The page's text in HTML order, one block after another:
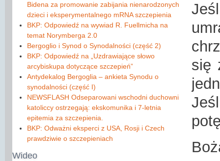
się
Bidena za promowanie zabijania nienarodzonych
dzieci i eksperymentalnego mRNA szczepienia
BKP: Odpowiedź na wywiad R. Fuellmicha na
temat Norymberga 2.0
Bergoglio i Synod o Synodalności (сzęść 2)
BKP: Odpowiedź na „Uzdrawiające słowo
arcybiskupa dotyczące szczepień”
Antydekalog Bergoglia – ankieta Synodu o
synodalności (część I)
NEWSFLASH Odseparowani wschodni duchowni
katoliccy ostrzegają: ekskomunika i 7-letnia
epitemia za szczepienia.
BKP: Odważni eksperci z USA, Rosji i Czech
prawdziwie o szczepieniach
Wideo